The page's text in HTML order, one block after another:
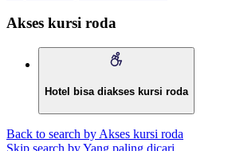
Akses kursi roda
Hotel bisa diakses kursi roda
Back to search by Akses kursi roda
Skip search by Yang paling dicari